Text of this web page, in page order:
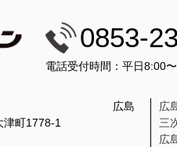
0853-
電話受付時間：平日8:00
津町1778-1
広島
広
三
広